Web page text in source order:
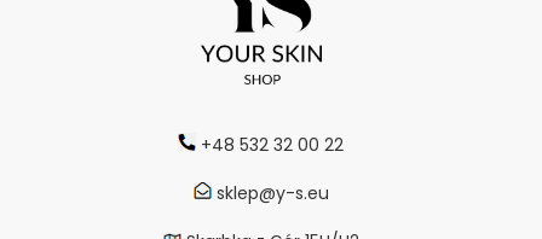
+48 532 32 00 22
sklep@y-s.eu